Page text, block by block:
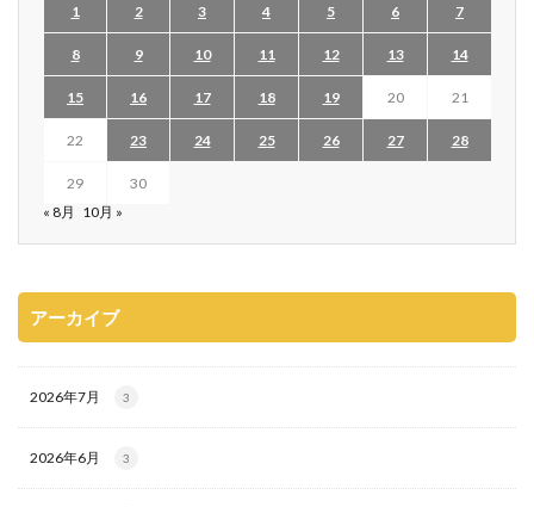
1 2 3 4 5 6 7
8 9 10 11 12 13 14
15 16 17 18 19 20 21
22 23 24 25 26 27 28
29
30
« 8月 10月 »
アーカイブ
2026年7月 3
2026年6月 3